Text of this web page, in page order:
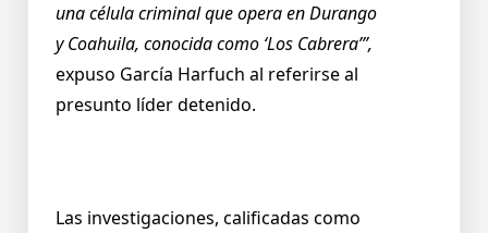
una célula criminal que opera en Durango
y Coahuila, conocida como ‘Los Cabrera’”,
expuso García Harfuch al referirse al
presunto líder detenido.
Las investigaciones, calificadas como